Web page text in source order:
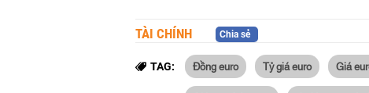
TÀI CHÍNH Chia sẻ
TAG: Đồng euro Tỷ giá euro Giá